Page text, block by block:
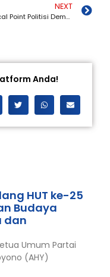
NEXT
4 Critical Point Politisi Demokrat asal Manggarai untuk Bank NTT
Anda!
HUT ke-25
Budaya
dan
Umum Partai
(AHY)